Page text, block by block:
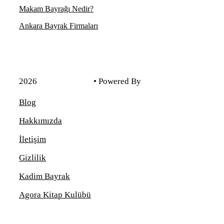
Makam Bayrağı Nedir?
Ankara Bayrak Firmaları
2026 • Powered By
Blog
Hakkımızda
İletişim
Gizlilik
Kadim Bayrak
Agora Kitap Kulübü